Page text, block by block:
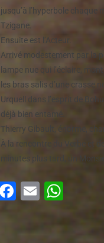
jusqu’à l’hyperbole
Tzigane.
Ensuite est l’Acteur.
Arrivé modestement par la
lampe nue qui l’éclaire,
les bras salis d’une crasse
Urquell dans l’esprit de
déjà bien entamé.
Thierry Gibault, énorme,
À la rencontre du Verbe et
minutes plus tard, un
Facebook
Email